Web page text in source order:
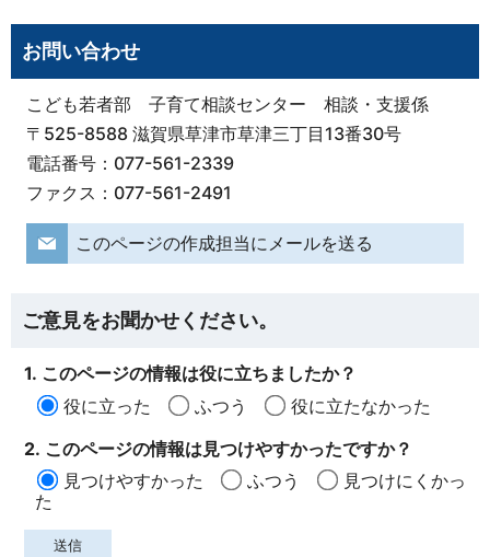
お問い合わせ
こども若者部 子育て相談センター 相談・支援係
〒525-8588 滋賀県草津市草津三丁目13番30号
電話番号：077-561-2339
ファクス：077-561-2491
このページの作成担当にメールを送る
ご意見をお聞かせください。
1. このページの情報は役に立ちましたか？
役に立った
ふつう
役に立たなかった
2. このページの情報は見つけやすかったですか？
見つけやすかった
ふつう
見つけにくかっ
た